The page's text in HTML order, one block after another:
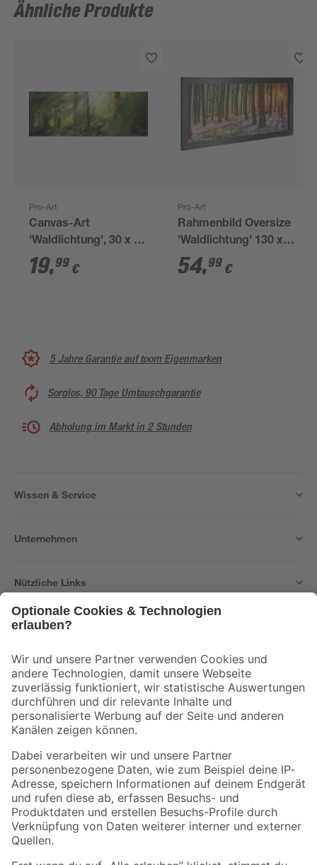
Ähnliche Produkte
Pro-Art
Canvas-Art
'Waldlichtung', 30 x 80
cm
19,99 €
Pro-Art
Rahmenbild Oversize
'Waldlichtung' 130 x
60 cm
54,99 €
5 Jahre Garantie auf toom Eigenmarken
Sorglos, 90 Tage Umtauschgarantie
Abholung im Markt in 2 Stunden
Wissen & Service
Unternehmen
Nützliche Links
Der toom Newsletter: Keine Angebote und Aktionen mehr verpassen!
Zur Newsletter Anmeldung
Folge uns
Zahlungsarten Versandarten
Sicher einkaufen